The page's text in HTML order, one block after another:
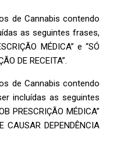
de Cannabis contendo
as seguintes frases,
MÉDICA” e “SÓ
DE RECEITA”.
de Cannabis contendo
incluídas as seguintes
PRESCRIÇÃO MÉDICA”
CAUSAR DEPENDÊNCIA